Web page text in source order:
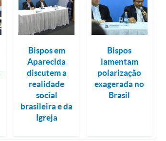
Bispos em
Aparecida
discutem a
realidade
social
brasileira e da
Igreja
Bispos
lamentam
polarização
exagerada no
Brasil